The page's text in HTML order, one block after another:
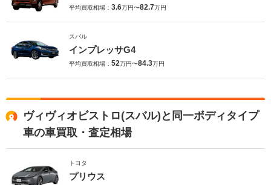
平均買取相場： 3.6万円〜82.7万円
スバル
インプレッサG4
平均買取相場： 52万円〜84.3万円
ヴィヴィオビストロ(スバル)と同一ボディタイプ
車の車買取・査定相場
トヨタ
プリウス